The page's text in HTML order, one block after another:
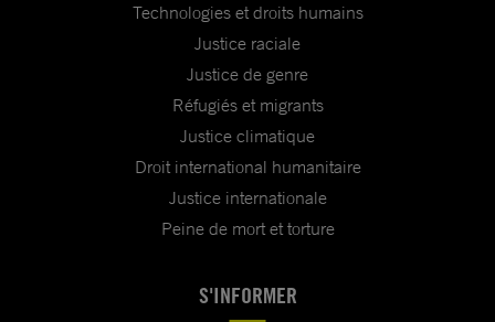
Technologies et droits humains
Justice raciale
Justice de genre
Réfugiés et migrants
Justice climatique
Droit international humanitaire
Justice internationale
Peine de mort et torture
S'INFORMER